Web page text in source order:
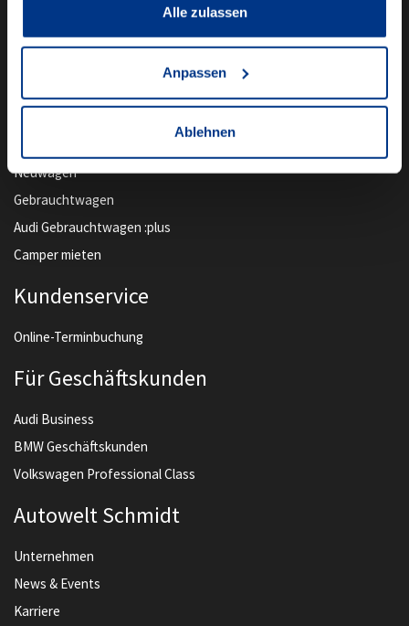
Alle zulassen
Anpassen
Ablehnen
Unser Angebot
Neuwagen
Gebrauchtwagen
Audi Gebrauchtwagen :plus
Camper mieten
Kundenservice
Online-Terminbuchung
Für Geschäftskunden
Audi Business
BMW Geschäftskunden
Volkswagen Professional Class
Autowelt Schmidt
Unternehmen
News & Events
Karriere